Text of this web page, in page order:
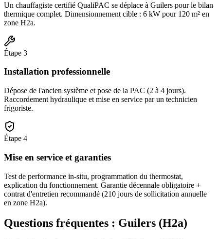
Un chauffagiste certifié QualiPAC se déplace à Guilers pour le bilan
thermique complet. Dimensionnement cible : 6 kW pour 120 m² en
zone H2a.
Étape 3
Installation professionnelle
Dépose de l'ancien système et pose de la PAC (2 à 4 jours).
Raccordement hydraulique et mise en service par un technicien
frigoriste.
Étape 4
Mise en service et garanties
Test de performance in-situ, programmation du thermostat,
explication du fonctionnement. Garantie décennale obligatoire +
contrat d'entretien recommandé (210 jours de sollicitation annuelle
en zone H2a).
Questions fréquentes : Guilers (H2a)